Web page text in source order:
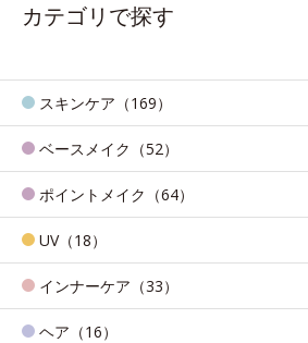
カテゴリで探す
スキンケア（169）
ベースメイク（52）
ポイントメイク（64）
UV（18）
インナーケア（33）
ヘア（16）